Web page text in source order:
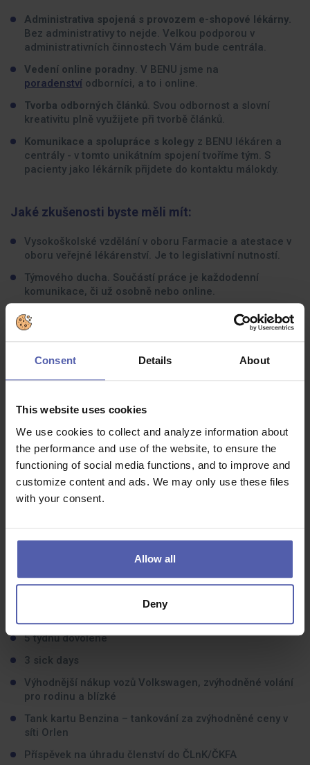
Consent Details About
This website uses cookies
We use cookies to collect and analyze information about
the performance and use of the website, to ensure the
functioning of social media functions, and to improve and
customize content and ads. We may only use these files
with your consent.
Allow all
Deny
Administrativa spojená s provozem e-shopové lékárny.
Bez administrativy to nejde. Velkou podporou v
administrativních činnostech Vám bude centrála.
Vedení online poradny. V BENU jsme na
poradenství odborníci, a to i online.
Tvorba odborných článků. Svou odbornost a slovní
kreativitu plně využijete při tvorbě článků.
Komunikace a spolupráce s kolegy z BENU lékáren a
centrály - v tomto unikátním spojení tvoříme tým. S
pacienty jako lékárník přijdete do kontaktu málokdy.
Jaké zkušenosti byste měli mít:
Vysokoškolské vzdělání v oboru Farmacie a atestace v
oboru veřejné lékárenství. Je to legislativní nutností.
Týmového ducha. Součástí práce je každodenní
komunikace, či už osobně nebo online.
Máte zájem o pacienta a jeho zdraví a dokážete
poskytovat kvalitní odborné poradenství. Český jazyk
máte v malíku - ať už jde o gramatiku, tak stylistiku
psaní.
Zajímáte se o odborné publikace a máte kritické
Jste spolehlivý, samostatný, kreativní a organizačně
zdatný.
Co dostanete na oplátku:
10.000 Kč/rok sleva na nákup v lékárnách BENU
/rok příspěvek za odpracované roky
450 Kč/měsíc zvýhodněná Multisport karta, možnost
5 týdnů dovolené
3 sick days
Výhodnější nákup vozů Volkswagen, zvýhodněné volání
pro rodinu a blízké
Tank kartu Benzina – tankování za zvýhodněné ceny v
síti Orlen
Příspěvek na úhradu členství do ČLnK/ČKFA